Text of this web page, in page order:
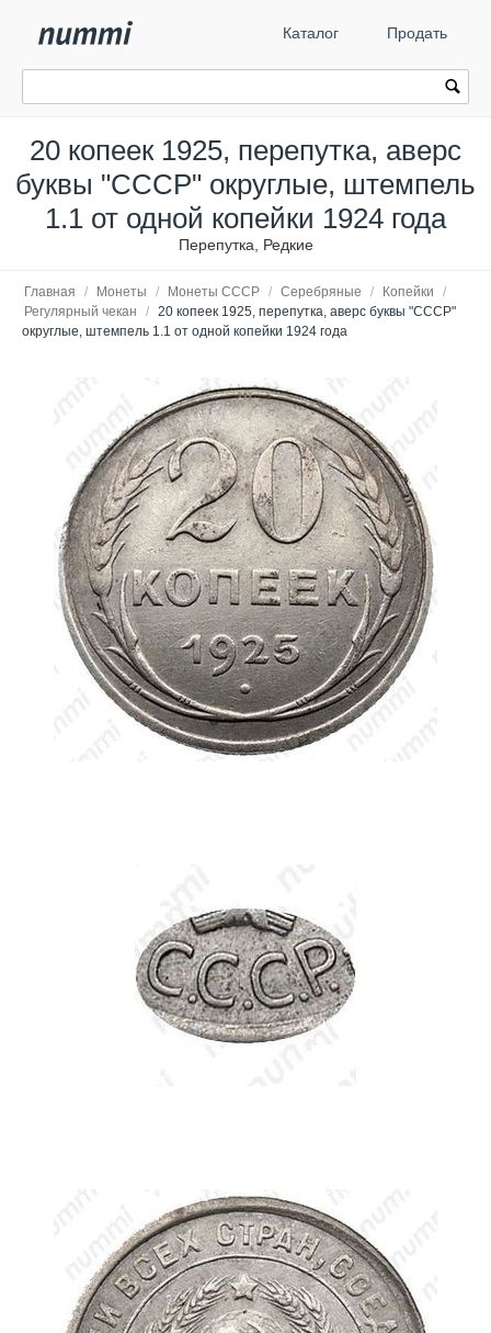
Каталог Продать
20 копеек 1925, перепутка, аверс
буквы "СССР" округлые, штемпель
1.1 от одной копейки 1924 года
Перепутка, Редкие
Главная / Монеты / Монеты СССР / Серебряные / Копейки
/
Регулярный чекан
/ 20 копеек 1925, перепутка, аверс буквы "СССР"
округлые, штемпель 1.1 от одной копейки 1924 года